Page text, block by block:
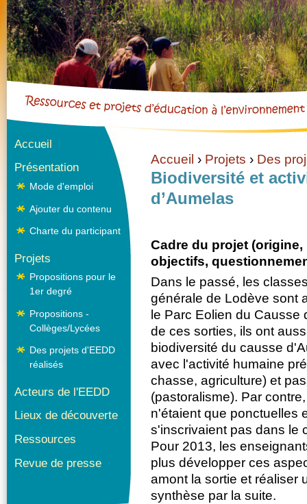
Aller
Vous êtes ici
Accueil › Projets › Des
Biodiversité et
d’Aumelas
Cadre du projet
objectifs,
Dans le passé, les
générale de Lodève sont
le Parc Eolien du Causse
de ces sorties, ils ont
biodiversité du causse
avec l'activité humaine
chasse, agriculture) et
(pastoralisme). Par
n'étaient que ponctuelles
s'inscrivaient pas dans le
Pour 2013, les
plus développer ces
amont la sortie et réaliser
synthèse par la suite.
Accueil
Présentation
Mode d'emploi
Ajouter du contenu
Charte du participant
Projets
Propositions pour le
1er degré
Propositions -
Collèges/Lycées
Des projets d'EEDD
réalisés
Acteurs de l'EEDD
Lieux de découverte
Ressources
Revue de presse
Cookies management panel